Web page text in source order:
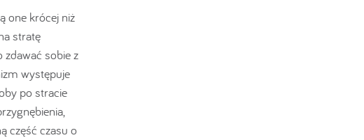
one krócej niż
stratę
zdawać sobie z
występuje
po stracie
część czasu o